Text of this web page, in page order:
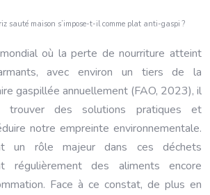
sauté maison s’impose-t-il comme plat anti-gaspi ?
où la perte de nourriture atteint
avec environ un tiers de la
gaspillée annuellement (FAO, 2023), il
des solutions pratiques et
notre empreinte environnementale.
un rôle majeur dans ces déchets
régulièrement des aliments encore
Face à ce constat, de plus en